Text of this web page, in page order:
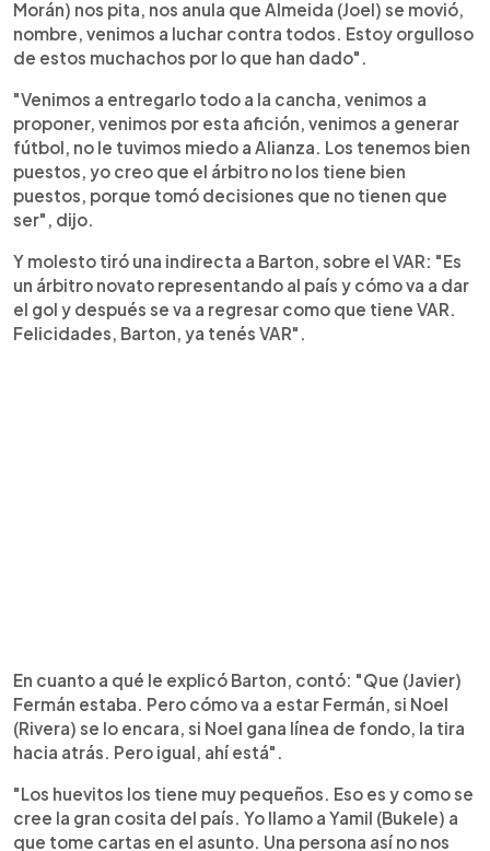
Morán) nos pita, nos anula que Almeida (Joel) se movió,
nombre, venimos a luchar contra todos. Estoy orgulloso
de estos muchachos por lo que han dado".
"Venimos a entregarlo todo a la cancha, venimos a
proponer, venimos por esta afición, venimos a generar
fútbol, no le tuvimos miedo a Alianza. Los tenemos bien
puestos, yo creo que el árbitro no los tiene bien
puestos, porque tomó decisiones que no tienen que
ser", dijo.
Y molesto tiró una indirecta a Barton, sobre el VAR: "Es
un árbitro novato representando al país y cómo va a dar
el gol y después se va a regresar como que tiene VAR.
Felicidades, Barton, ya tenés VAR".
En cuanto a qué le explicó Barton, contó: "Que (Javier)
Fermán estaba. Pero cómo va a estar Fermán, si Noel
(Rivera) se lo encara, si Noel gana línea de fondo, la tira
hacia atrás. Pero igual, ahí está".
"Los huevitos los tiene muy pequeños. Eso es y como se
cree la gran cosita del país. Yo llamo a Yamil (Bukele) a
que tome cartas en el asunto. Una persona así no nos